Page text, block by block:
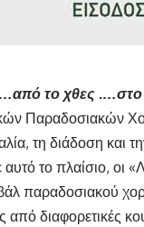
το χθες
Παραδοσιακών
τη διάδοση και
το πλαίσιο, οι
παραδοσιακού
από διαφορετικές